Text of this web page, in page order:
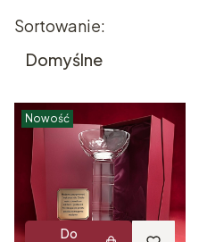
Lista produktów
Sortowanie:
Domyślne
Nowość
Do